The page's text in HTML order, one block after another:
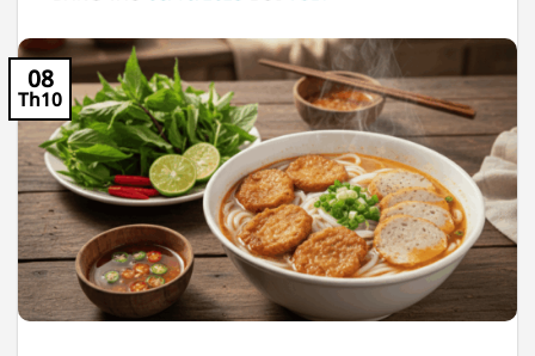
08
Th10